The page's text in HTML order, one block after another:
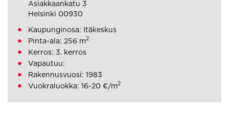
Asiakkaankatu 3
Helsinki 00930
Kaupunginosa: Itäkeskus
Pinta-ala: 256 m2
Kerros: 3. kerros
Vapautuu:
Rakennusvuosi: 1983
Vuokraluokka: 16-20 €/m2